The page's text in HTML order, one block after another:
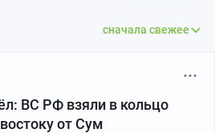
сначала свежее
ВС РФ взяли в кольцо
от Сум